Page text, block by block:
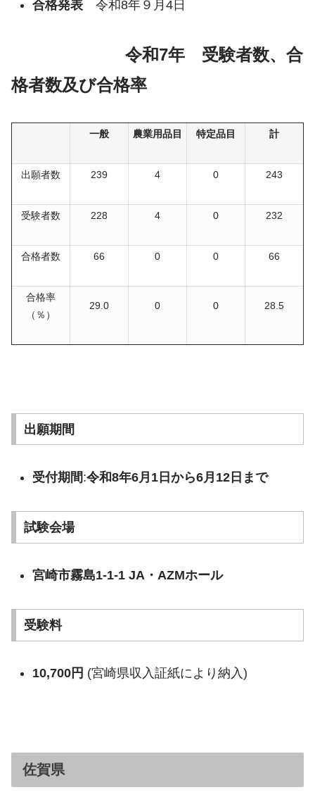
合格発表令和8年９月4日
令和7年 受験者数、合
格者数及び合格率
一般 農業用品目 特定品目 計
出願者数 239 4 0 243
受験者数 228 4 0 232
合格者数 66 0 0 66
合格率
（％）
29.0 0 0 28.5
出願期間
受付期間:令和8年6月1日から6月12日まで
試験会場
宮崎市霧島1-1-1 JA・AZMホール
受験料
10,700円 (宮崎県収入証紙により納入)
佐賀県